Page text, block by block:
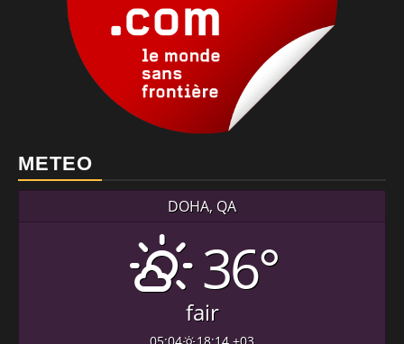
METEO
DOHA, QA
36°
fair
05:04 18:14 +03